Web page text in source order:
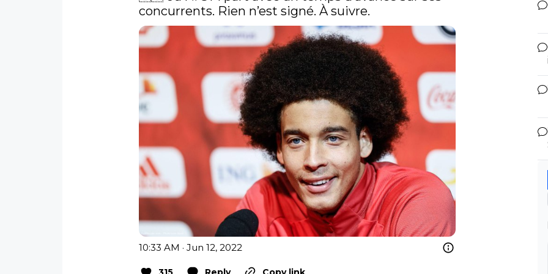
concurrents. Rien n’est signé. À suivre.
10:33 AM · Jun 12, 2022